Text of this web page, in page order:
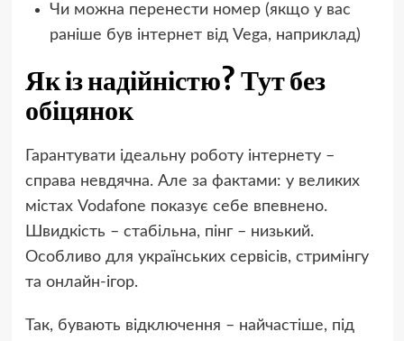
Чи можна перенести номер (якщо у вас
раніше був інтернет від Vega, наприклад)
Як із надійністю? Тут без
обіцянок
Гарантувати ідеальну роботу інтернету –
справа невдячна. Але за фактами: у великих
містах Vodafone показує себе впевнено.
Швидкість – стабільна, пінг – низький.
Особливо для українських сервісів, стримінгу
та онлайн-ігор.
Так, бувають відключення – найчастіше, під